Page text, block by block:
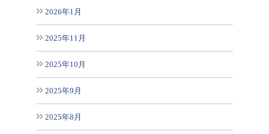
2026年1月
2025年11月
2025年10月
2025年9月
2025年8月